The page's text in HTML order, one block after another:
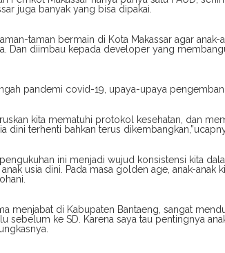
juga banyak yang bisa dipakai.
taman bermain di Kota Makassar agar
Dan diimbau kepada developer yang
pandemi covid-19, upaya-upaya
kita mematuhi protokol kesehatan, dan
dini terhenti bahkan terus
pengukuhan ini menjadi wujud konsistensi kita
usia dini. Pada masa golden age, anak-anak
menjabat di Kabupaten Bantaeng, sangat
sebelum ke SD. Karena saya tau pentingnya